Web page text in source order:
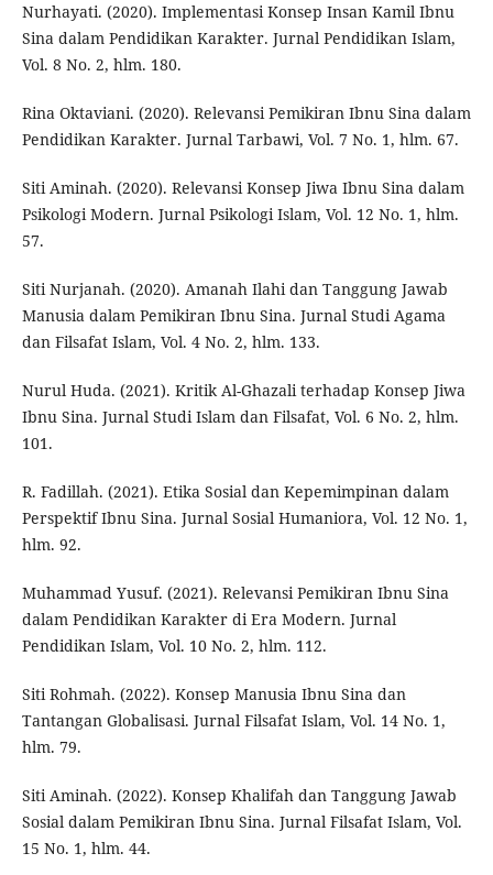
Nurhayati. (2020). Implementasi Konsep Insan Kamil Ibnu
Sina dalam Pendidikan Karakter. Jurnal Pendidikan Islam,
Vol. 8 No. 2, hlm. 180.
Rina Oktaviani. (2020). Relevansi Pemikiran Ibnu Sina dalam
Pendidikan Karakter. Jurnal Tarbawi, Vol. 7 No. 1, hlm. 67.
Siti Aminah. (2020). Relevansi Konsep Jiwa Ibnu Sina dalam
Psikologi Modern. Jurnal Psikologi Islam, Vol. 12 No. 1, hlm.
57.
Siti Nurjanah. (2020). Amanah Ilahi dan Tanggung Jawab
Manusia dalam Pemikiran Ibnu Sina. Jurnal Studi Agama
dan Filsafat Islam, Vol. 4 No. 2, hlm. 133.
Nurul Huda. (2021). Kritik Al-Ghazali terhadap Konsep Jiwa
Ibnu Sina. Jurnal Studi Islam dan Filsafat, Vol. 6 No. 2, hlm.
101.
R. Fadillah. (2021). Etika Sosial dan Kepemimpinan dalam
Perspektif Ibnu Sina. Jurnal Sosial Humaniora, Vol. 12 No. 1,
hlm. 92.
Muhammad Yusuf. (2021). Relevansi Pemikiran Ibnu Sina
dalam Pendidikan Karakter di Era Modern. Jurnal
Pendidikan Islam, Vol. 10 No. 2, hlm. 112.
Siti Rohmah. (2022). Konsep Manusia Ibnu Sina dan
Tantangan Globalisasi. Jurnal Filsafat Islam, Vol. 14 No. 1,
hlm. 79.
Siti Aminah. (2022). Konsep Khalifah dan Tanggung Jawab
Sosial dalam Pemikiran Ibnu Sina. Jurnal Filsafat Islam, Vol.
15 No. 1, hlm. 44.